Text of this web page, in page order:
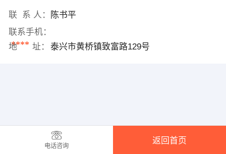
联 系 人：
陈书平
联系手机：
****
地 址： 泰兴市黄桥镇致富路129号
电话咨询
返回首页